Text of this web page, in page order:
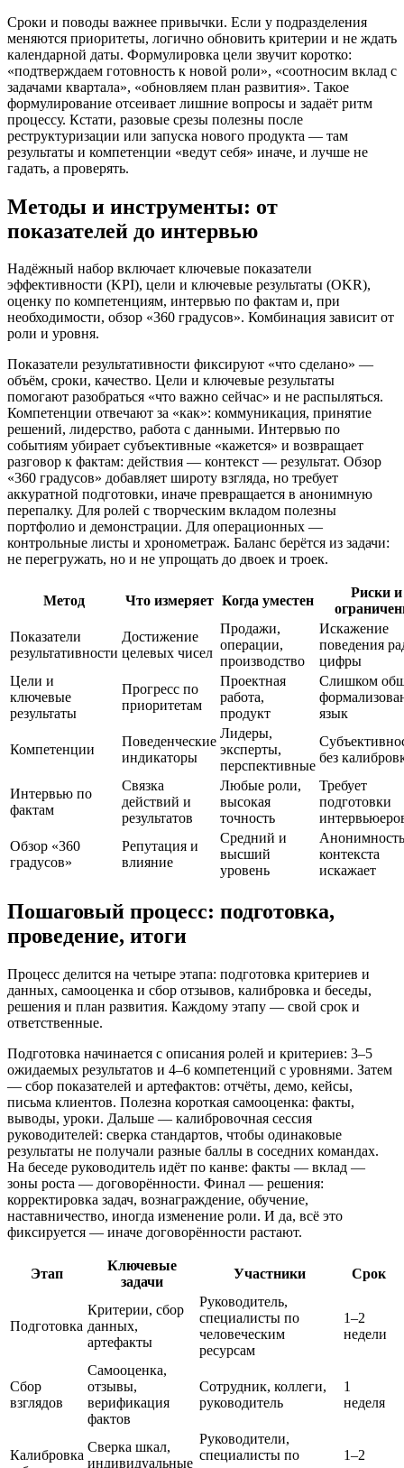
Сроки и поводы важнее привычки. Если у подразделения
меняются приоритеты, логично обновить критерии и не ждать
календарной даты. Формулировка цели звучит коротко:
«подтверждаем готовность к новой роли», «соотносим вклад с
задачами квартала», «обновляем план развития». Такое
формулирование отсеивает лишние вопросы и задаёт ритм
процессу. Кстати, разовые срезы полезны после
реструктуризации или запуска нового продукта — там
результаты и компетенции «ведут себя» иначе, и лучше не
гадать, а проверять.
Методы и инструменты: от
показателей до интервью
Надёжный набор включает ключевые показатели
эффективности (KPI), цели и ключевые результаты (OKR),
оценку по компетенциям, интервью по фактам и, при
необходимости, обзор «360 градусов». Комбинация зависит от
роли и уровня.
Показатели результативности фиксируют «что сделано» —
объём, сроки, качество. Цели и ключевые результаты
помогают разобраться «что важно сейчас» и не распыляться.
Компетенции отвечают за «как»: коммуникация, принятие
решений, лидерство, работа с данными. Интервью по
событиям убирает субъективные «кажется» и возвращает
разговор к фактам: действия — контекст — результат. Обзор
«360 градусов» добавляет широту взгляда, но требует
аккуратной подготовки, иначе превращается в анонимную
перепалку. Для ролей с творческим вкладом полезны
портфолио и демонстрации. Для операционных —
контрольные листы и хронометраж. Баланс берётся из задачи:
не перегружать, но и не упрощать до двоек и троек.
Метод Что измеряет Когда уместен
Риски и
Показатели
результативности
Достижение
целевых чисел
Продажи,
операции,
производство
Искажение
поведения
цифры
Цели и
ключевые
результаты
Прогресс по
приоритетам
Проектная
работа,
продукт
Слишком
язык
Компетенции
Поведенческие
индикаторы
Лидеры,
эксперты,
перспективные
без
Интервью по
фактам
Связка
действий и
результатов
Любые роли,
высокая
точность
Требует
подготовки
Обзор «360
градусов»
Репутация и
влияние
Средний и
высший
уровень
контекста
искажает
Пошаговый процесс: подготовка,
проведение, итоги
Процесс делится на четыре этапа: подготовка критериев и
данных, самооценка и сбор отзывов, калибровка и беседы,
решения и план развития. Каждому этапу — свой срок и
ответственные.
Подготовка начинается с описания ролей и критериев: 3–5
ожидаемых результатов и 4–6 компетенций с уровнями. Затем
— сбор показателей и артефактов: отчёты, демо, кейсы,
письма клиентов. Полезна короткая самооценка: факты,
выводы, уроки. Дальше — калибровочная сессия
руководителей: сверка стандартов, чтобы одинаковые
результаты не получали разные баллы в соседних командах.
На беседе руководитель идёт по канве: факты — вклад —
зоны роста — договорённости. Финал — решения:
корректировка задач, вознаграждение, обучение,
наставничество, иногда изменение роли. И да, всё это
фиксируется — иначе договорённости растают.
Этап
Ключевые
задачи
Участники Срок
Подготовка
Критерии, сбор
данных,
артефакты
Руководитель,
специалисты по
человеческим
ресурсам
1–2
недели
Сбор
взглядов
Самооценка,
отзывы,
верификация
фактов
Сотрудник, коллеги,
руководитель
1
неделя
Калибровка
Сверка шкал,
индивидуальные
Руководители,
специалисты по
1–2